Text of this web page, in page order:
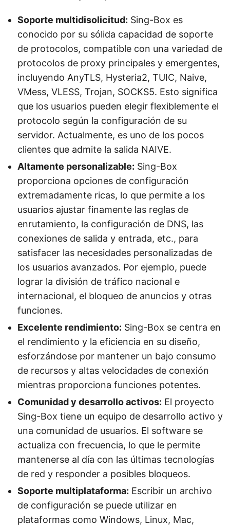
Soporte multidisolicitud: Sing-Box es
conocido por su sólida capacidad de soporte
de protocolos, compatible con una variedad de
protocolos de proxy principales y emergentes,
incluyendo AnyTLS, Hysteria2, TUIC, Naive,
VMess, VLESS, Trojan, SOCKS5. Esto significa
que los usuarios pueden elegir flexiblemente el
protocolo según la configuración de su
servidor. Actualmente, es uno de los pocos
clientes que admite la salida NAIVE.
Altamente personalizable: Sing-Box
proporciona opciones de configuración
extremadamente ricas, lo que permite a los
usuarios ajustar finamente las reglas de
enrutamiento, la configuración de DNS, las
conexiones de salida y entrada, etc., para
satisfacer las necesidades personalizadas de
los usuarios avanzados. Por ejemplo, puede
lograr la división de tráfico nacional e
internacional, el bloqueo de anuncios y otras
funciones.
Excelente rendimiento: Sing-Box se centra en
el rendimiento y la eficiencia en su diseño,
esforzándose por mantener un bajo consumo
de recursos y altas velocidades de conexión
mientras proporciona funciones potentes.
Comunidad y desarrollo activos: El proyecto
Sing-Box tiene un equipo de desarrollo activo y
una comunidad de usuarios. El software se
actualiza con frecuencia, lo que le permite
mantenerse al día con las últimas tecnologías
de red y responder a posibles bloqueos.
Soporte multiplataforma: Escribir un archivo
de configuración se puede utilizar en
plataformas como Windows, Linux, Mac,